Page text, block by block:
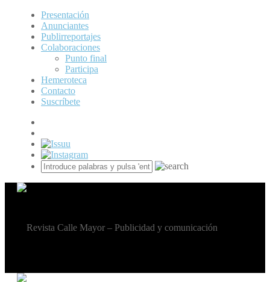
Presentación
Anunciantes
Publirreportajes
Colaboraciones
Punto final
Participa
Hemeroteca
Contacto
Suscríbete